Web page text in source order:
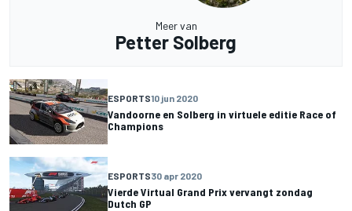
Meer van
Petter Solberg
ESPORTS10 jun 2020
Vandoorne en Solberg in virtuele editie Race of
Champions
ESPORTS30 apr 2020
Vierde Virtual Grand Prix vervangt zondag
Dutch GP